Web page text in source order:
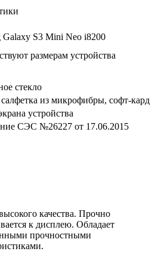
Galaxy S3 Mini Neo i8200
размерам устройства
стекло
из микрофибры, софт-кард
устройства
СЭС №26227 от 17.06.2015
качества. Прочно
к дисплею. Обладает
прочностными